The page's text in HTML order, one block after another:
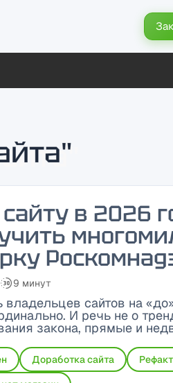
в 2026
чтения:
9 минут
сайтов на
И речь не о
закона, прямые и
Доработка сайта